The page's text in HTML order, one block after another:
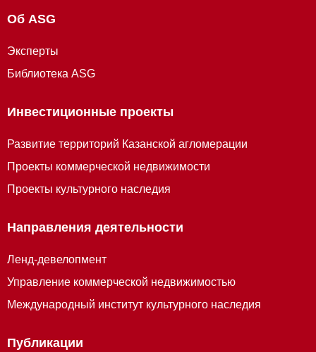
Об ASG
Эксперты
Библиотека ASG
Инвестиционные проекты
Развитие территорий Казанской агломерации
Проекты коммерческой недвижимости
Проекты культурного наследия
Направления деятельности
Ленд-девелопмент
Управление коммерческой недвижимостью
Международный институт культурного наследия
Публикации